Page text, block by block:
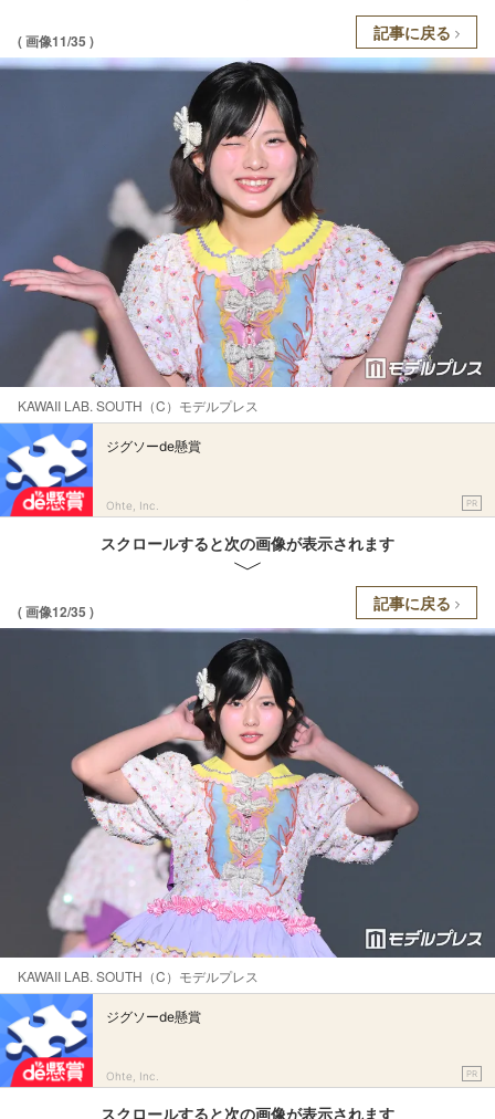
( 画像11/35 ) 記事に戻る
KAWAII LAB. SOUTH（C）モデルプレス
ジグソーde懸賞
Ohte, Inc. PR
スクロールすると次の画像が表示されます
( 画像12/35 ) 記事に戻る
KAWAII LAB. SOUTH（C）モデルプレス
ジグソーde懸賞
Ohte, Inc. PR
スクロールすると次の画像が表示されます